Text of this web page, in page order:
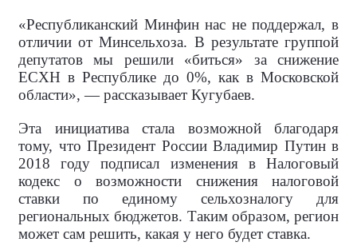
«Республиканский Минфин нас не поддержал, в
отличии от Минсельхоза. В результате группой
депутатов мы решили «биться» за снижение
ЕСХН в Республике до 0%, как в Московской
области», — рассказывает Кугубаев.
Эта инициатива стала возможной благодаря
тому, что Президент России Владимир Путин в
2018 году подписал изменения в Налоговый
кодекс о возможности снижения налоговой
ставки по единому сельхозналогу для
региональных бюджетов. Таким образом, регион
может сам решить, какая у него будет ставка.